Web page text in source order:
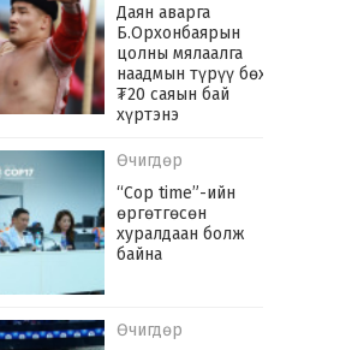
Даян аварга
Б.Орхонбаярын
цолны мялаалга
наадмын түрүү бөх
₮20 саяын бай
хүртэнэ
Өчигдөр
“Cop time”-ийн
өргөтгөсөн
хуралдаан болж
байна
Өчигдөр